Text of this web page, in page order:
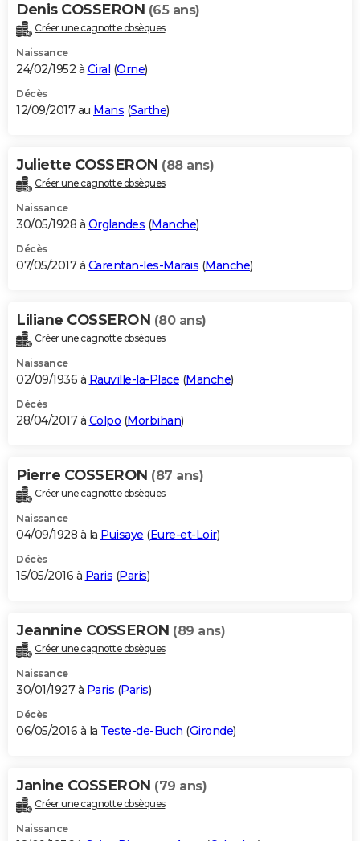
Denis COSSERON (65 ans)
Créer une cagnotte obsèques
Naissance
24/02/1952 à Ciral (Orne)
Décès
12/09/2017 au Mans (Sarthe)
Juliette COSSERON (88 ans)
Créer une cagnotte obsèques
Naissance
30/05/1928 à Orglandes (Manche)
Décès
07/05/2017 à Carentan-les-Marais (Manche)
Liliane COSSERON (80 ans)
Créer une cagnotte obsèques
Naissance
02/09/1936 à Rauville-la-Place (Manche)
Décès
28/04/2017 à Colpo (Morbihan)
Pierre COSSERON (87 ans)
Créer une cagnotte obsèques
Naissance
04/09/1928 à la Puisaye (Eure-et-Loir)
Décès
15/05/2016 à Paris (Paris)
Jeannine COSSERON (89 ans)
Créer une cagnotte obsèques
Naissance
30/01/1927 à Paris (Paris)
Décès
06/05/2016 à la Teste-de-Buch (Gironde)
Janine COSSERON (79 ans)
Créer une cagnotte obsèques
Naissance